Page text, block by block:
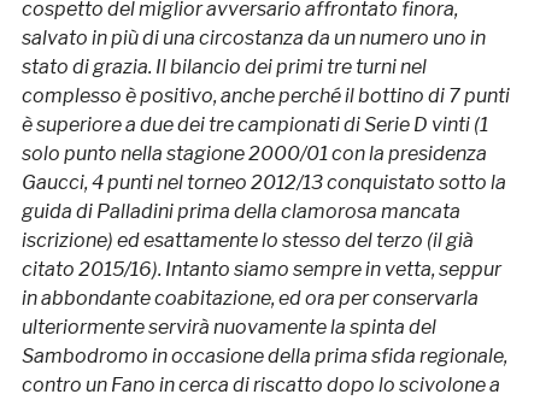
cospetto del miglior avversario affrontato finora,
salvato in più di una circostanza da un numero uno in
stato di grazia. Il bilancio dei primi tre turni nel
complesso è positivo, anche perché il bottino di 7 punti
è superiore a due dei tre campionati di Serie D vinti (1
solo punto nella stagione 2000/01 con la presidenza
Gaucci, 4 punti nel torneo 2012/13 conquistato sotto la
guida di Palladini prima della clamorosa mancata
iscrizione) ed esattamente lo stesso del terzo (il già
citato 2015/16). Intanto siamo sempre in vetta, seppur
in abbondante coabitazione, ed ora per conservarla
ulteriormente servirà nuovamente la spinta del
Sambodromo in occasione della prima sfida regionale,
contro un Fano in cerca di riscatto dopo lo scivolone a